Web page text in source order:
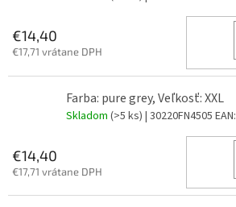
€14,40
€17,71 vrátane DPH
Farba: pure grey, Veľkosť: XXL
Skladom (>5 ks) | 30220FN4505 EAN:
€14,40
€17,71 vrátane DPH